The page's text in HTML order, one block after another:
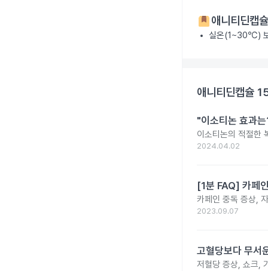
애니티딘캡
실온(1~30℃)
애니티딘캡슐
"이소티논 효과
이소티논의 적절한
2024.04.02
[1분 FAQ] 카페
카페인 중독 증상,
2023.09.07
고혈당보다 무서
저혈당 증상, 쇼크,